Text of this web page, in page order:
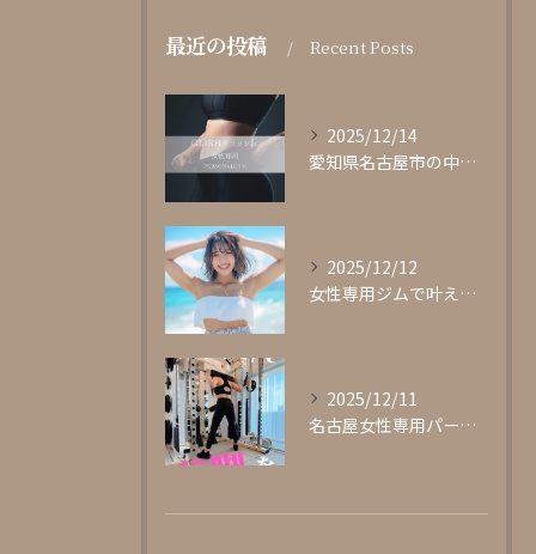
最近の投稿 Recent Posts
2025/12/14
愛知県名古屋市の中心部に位置する女性専用パーソナルジムgli...
2025/12/12
女性専用ジムで叶える理想の体型作り
2025/12/11
名古屋女性専用パーソナルジムglishグリッシュ